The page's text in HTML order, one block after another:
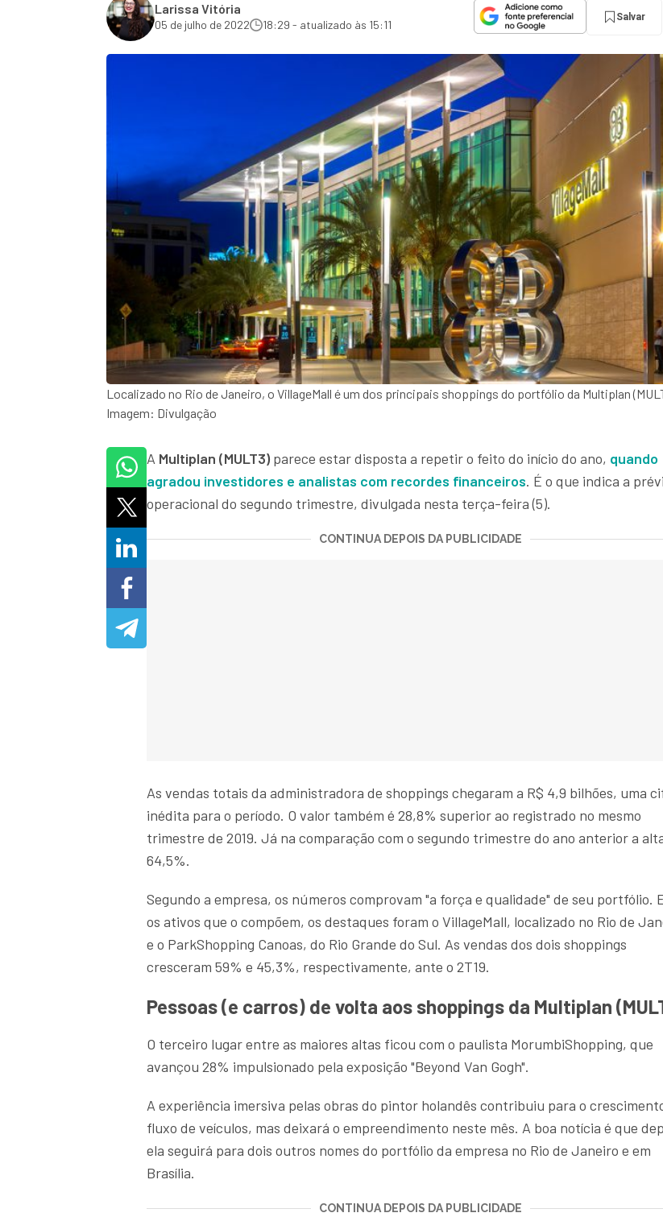
Larissa Vitória
05 de julho de 2022 18:29 - atualizado às 15:11
Salvar
Localizado no Rio de Janeiro, o VillageMall é um dos principais shoppings do portfólio da Multiplan
Imagem: Divulgação
A Multiplan (MULT3) parece estardisposta a repetir o feito do início do ano, quando
agradou investidores e analistas com recordes financeiros. É o que indica a
operacional do segundo trimestre, divulgada nesta terça-feira (5).
CONTINUA DEPOIS DA PUBLICIDADE
As vendas totais da administradora de shoppings chegaram a R$ 4,9 bilhões, uma
inédita para o período. O valor também é 28,8% superior ao registrado no mesmo
trimestre de 2019. Já na comparação com o segundo trimestre do ano anterior a
64,5%.
Segundo a empresa, os números comprovam "a força e qualidade" de seu portfólio.
os ativos que o compõem, os destaques foram o VillageMall, localizado no Rio de
e o ParkShopping Canoas, do Rio Grande do Sul. As vendas dos dois shoppings
cresceram 59% e 45,3%, respectivamente, ante o 2T19.
Pessoas (e carros) de volta aos shoppings da Multiplan
O terceiro lugar entre as maiores altas ficou com o paulista MorumbiShopping, que
avançou 28% impulsionado pela exposição "Beyond Van Gogh".
A experiência imersiva pelas obras do pintor holandês contribuiu para o
fluxo de veículos, mas deixará o empreendimento neste mês. A boa notícia é que
ela seguirá para dois outros nomes do portfólio da empresa no Rio de Janeiro e em
Brasília.
CONTINUA DEPOIS DA PUBLICIDADE